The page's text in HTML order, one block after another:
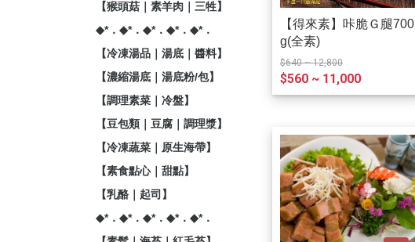
【猴頭菇｜素羊肉｜三牲】
◆*．◆*．◆*．◆*．◆*．
【冷凍湯品｜湯底｜醬料】
【濃縮湯底｜湯底粉/包】
【調理素菜｜冷盤】
【豆包類｜豆腐｜調理漿】
【冷凍蔬菜｜原生海帶】
【素食點心｜甜點】
【乳酪｜起司】
◆*．◆*．◆*．◆*．◆*．
【得來素】咔脆Ｇ腿700
g(全素)
$640 ~ 12,800
$560 ~ 11,000